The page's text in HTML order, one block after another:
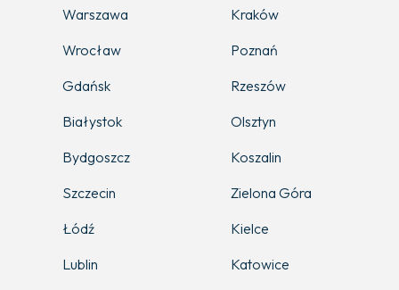
Warszawa
Kraków
Wrocław
Poznań
Gdańsk
Rzeszów
Białystok
Olsztyn
Bydgoszcz
Koszalin
Szczecin
Zielona Góra
Łódź
Kielce
Lublin
Katowice